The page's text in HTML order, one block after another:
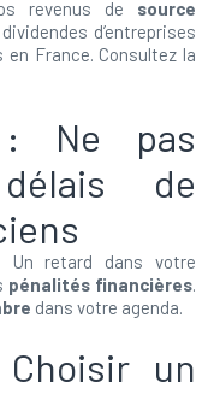
revenus de source
d’entreprises
France. Consultez la
Ne pas
de
retard dans votre
pénalités financières.
dans votre agenda.
un